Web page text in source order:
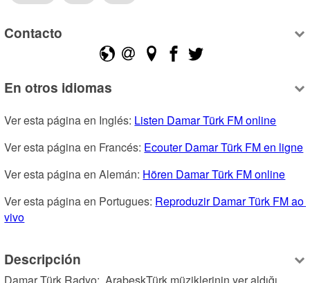
Contacto
En otros idiomas
Ver esta página en Inglés: Listen Damar Türk FM online
Ver esta página en Francés: Ecouter Damar Türk FM en ligne
Ver esta página en Alemán: Hören Damar Türk FM online
Ver esta página en Portugues: Reproduzir Damar Türk FM ao
vivo
Descripción